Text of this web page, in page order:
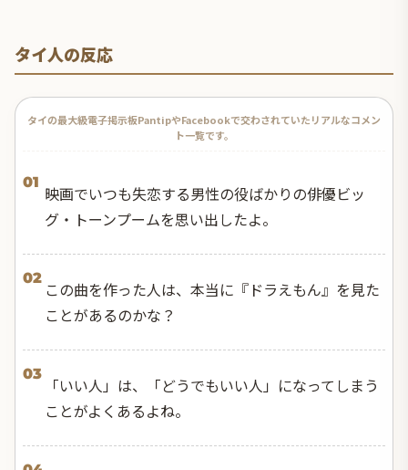
タイ人の反応
タイの最大級電子掲示板PantipやFacebookで交わされていたリアルなコメン
ト一覧です。
01
映画でいつも失恋する男性の役ばかりの俳優ビッ
グ・トーンプームを思い出したよ。
02
この曲を作った人は、本当に『ドラえもん』を見た
ことがあるのかな？
03
「いい人」は、「どうでもいい人」になってしまう
ことがよくあるよね。